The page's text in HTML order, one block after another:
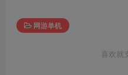
网游单机
喜欢就